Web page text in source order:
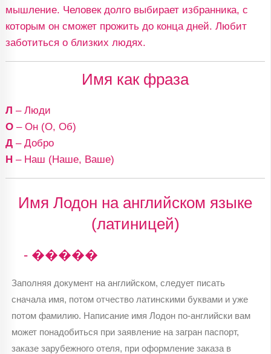
мышление. Человек долго выбирает избранника, с
которым он сможет прожить до конца дней. Любит
заботиться о близких людях.
Имя как фраза
Л – Люди
О– Он (О, Об)
Д– Добро
Н– Наш (Наше, Ваше)
Имя Лодон на английском языке
(латиницей)
- �����
Заполняя документ на английском, следует писать
сначала имя, потом отчество латинскими буквами и уже
потом фамилию. Написание имя Лодон по-английски вам
может понадобиться при заявление на загран паспорт,
заказе зарубежного отеля, при оформление заказа в